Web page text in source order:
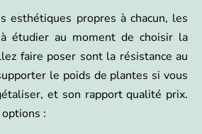
esthétiques propres à chacun, les
étudier au moment de choisir la
faire poser sont la résistance au
le poids de plantes si vous
et son rapport qualité prix.
: